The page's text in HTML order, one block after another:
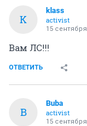
K
klass
activist
15
Вам ЛС!!!
ОТВЕТИТЬ
B
Buba
activist
15